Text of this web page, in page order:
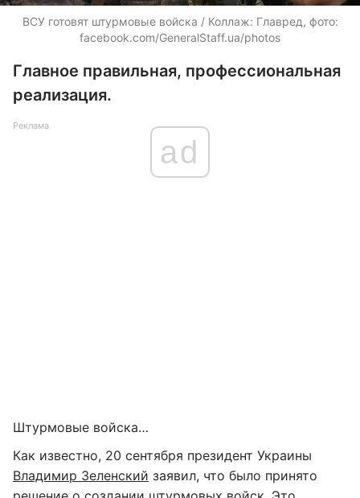
ВСУ готовят штурмовые войска / Коллаж: Главред, фото:
facebook.com/GeneralStaff.ua/photos
Главное правильная, профессиональная
реализация.
Реклама
ad
Штурмовые войска…
Как известно, 20 сентября президент Украины
Владимир Зеленский заявил, что было принято